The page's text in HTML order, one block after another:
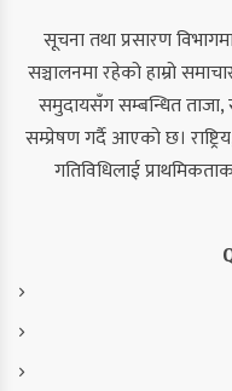
सूचना तथा प्रसारण
सञ्चालनमा रहेको हाम्रो
समुदायसँग सम्बन्धित ताजा,
सम्प्रेषण गर्दै आएको छ।
गतिविधिलाई